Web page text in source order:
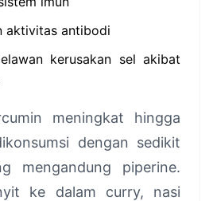
aktivitas antibodi
kerusakan sel akibat
meningkat hingga
dengan sedikit
mengandung piperine.
ke dalam curry, nasi